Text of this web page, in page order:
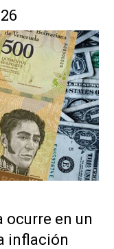
ocurre en un
inflación